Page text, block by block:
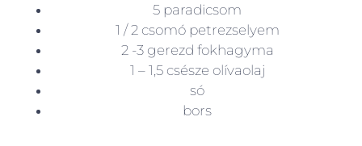
5 paradicsom
1 / 2 csomó petrezselyem
2 -3 gerezd fokhagyma
1 – 1,5 csésze olívaolaj
só
bors